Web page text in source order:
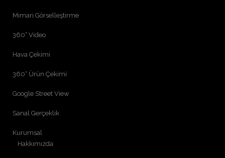
Mimari Görselleştirme
360° Video
Hava Çekimi
360° Ürün Çekimi
Google Street View
Sanal Gerçeklik
Kurumsal
Hakkımızda